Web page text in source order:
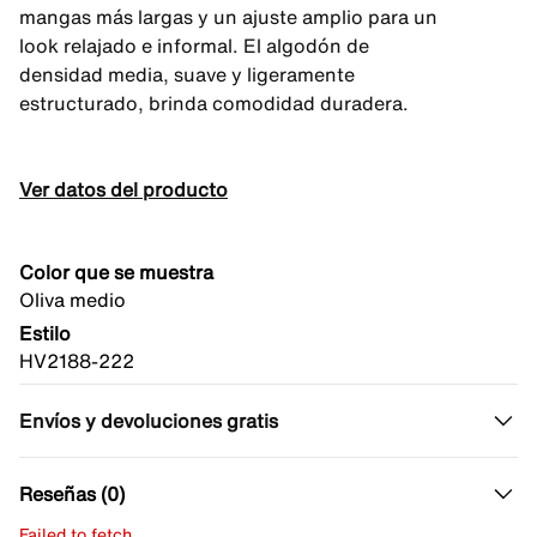
mangas más largas y un ajuste amplio para un
look relajado e informal. El algodón de
densidad media, suave y ligeramente
estructurado, brinda comodidad duradera.
Ver datos del producto
Color que se muestra
Oliva medio
Estilo
HV2188-222
Envíos y devoluciones gratis
Reseñas (0)